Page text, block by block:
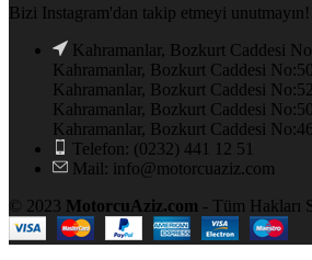
Bizi Instagram'dan takip etmeyi unutmayın!
Kahramanlar, Bozkurt Caddesi
Kahramanlar, Bozkurt Caddesi
Kahramanlar, Bozkurt Caddesi
Kahramanlar, Bozkurt Caddesi
Kahramanlar, Bozkurt Caddesi
Telefon: (0232) 441 12 51
Mail: info@motorcuaziz.com
© 2023 MotorcuAziz.com - Tüm Hakları